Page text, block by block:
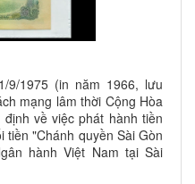
9/1975 (in năm 1966, lưu
mạng lâm thời Cộng Hòa
về việc phát hành tiền
tiền "Chánh quyền Sài Gòn
hành Việt Nam tại Sài